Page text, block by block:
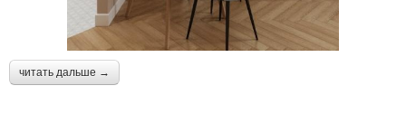
читать дальше →